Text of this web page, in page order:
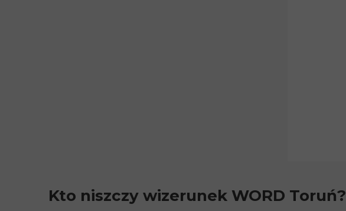
Kto niszczy wizerunek WORD Toruń?